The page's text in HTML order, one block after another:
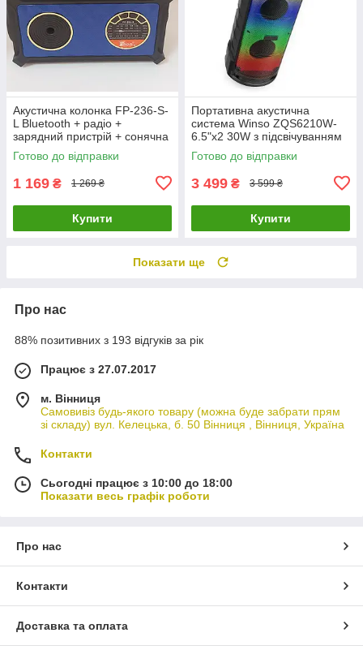
Акустична колонка FP-236-S-
L Bluetooth + радіо +
зарядний пристрій + сонячна
панель + 2 лампи
Готово до відправки
1 169 ₴ 1 269 ₴
Купити
Портативна акустична
система Winso ZQS6210W-
6.5"x2 30W з підсвічуванням
+ мікрофон + пульт
Готово до відправки
3 499 ₴ 3 599 ₴
Купити
Показати ще
Про нас
88% позитивних з 193 відгуків за рік
Працює з 27.07.2017
м. Вінниця
Самовивіз будь-якого товару (можна буде забрати прям
зі складу) вул. Келецька, б. 50 Вінниця , Вінниця, Україна
Контакти
Сьогодні працює з 10:00 до 18:00
Показати весь графік роботи
Про нас
Контакти
Доставка та оплата